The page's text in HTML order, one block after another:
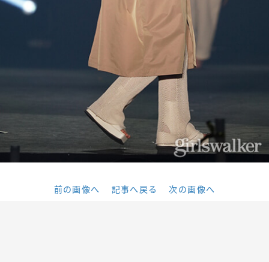
前の画像へ 記事へ戻る 次の画像へ